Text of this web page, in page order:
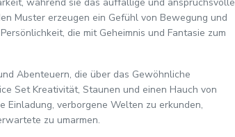
Muster erzeugen ein Gefühl von Bewegung und
die mit Geheimnis und Fantasie zum
Abenteuern, die über das Gewöhnliche
Set Kreativität, Staunen und einen Hauch von
Einladung, verborgene Welten zu erkunden,
zu umarmen.